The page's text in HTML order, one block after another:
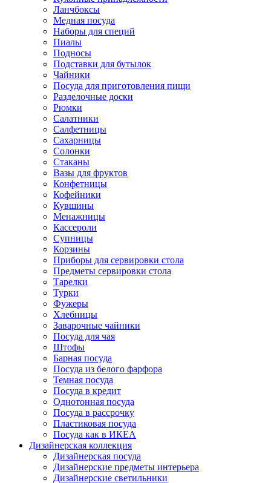
Ланчбоксы
Медная посуда
Наборы для специй
Пиалы
Подносы
Подставки для бутылок
Чайники
Посуда для приготовления пищи
Разделочные доски
Рюмки
Салатники
Салфетницы
Сахарницы
Солонки
Стаканы
Вазы для фруктов
Конфетницы
Кофейники
Кувшины
Менажницы
Кассероли
Супницы
Корзины
Приборы для сервировки стола
Предметы сервировки стола
Тарелки
Турки
Фужеры
Хлебницы
Заварочные чайники
Посуда для чая
Штофы
Барная посуда
Посуда из белого фарфора
Темная посуда
Посуда в кредит
Однотонная посуда
Посуда в рассрочку
Пластиковая посуда
Посуда как в ИКЕА
Дизайнерская коллекция
Дизайнерская посуда
Дизайнерские предметы интерьера
Дизайнерские светильники